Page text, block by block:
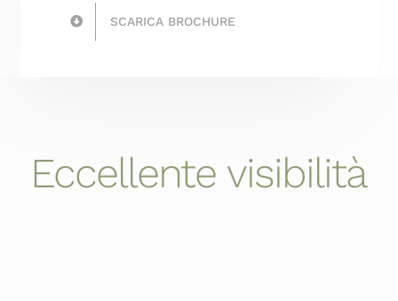
SCARICA BROCHURE
Eccellente visibilità